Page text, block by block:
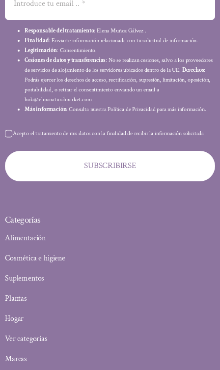
Responsable del tratamiento: Elena Muñoz Gálvez .
Finalidad: Enviarte información relacionada con tu solicitud de información.
Legitimación: Consentimiento.
Cesiones de datos y transferencias: No se realizan cesiones, salvo a los proveedores
de servicios de alojamiento de los servidores ubicados dentro de la UE. Derechos:
Podrás ejercer los derechos de acceso, rectificación, supresión, limitación, oposición,
portabilidad, o retirar el consentimiento enviando un email a
hola@elmanaturalmarket.com
Más información: Consulta nuestra Política de Privacidad para más información.
Acepto el tratamiento de mis datos con la finalidad de recibir la información solicitada
SUBSCRIBIRSE
Categorías
Alimentación
Cosmética e higiene
Suplementos
Plantas
Hogar
Ver categorías
Marcas